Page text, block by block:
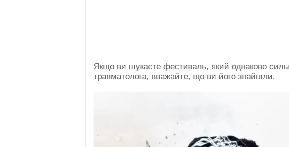
Якщо ви шукаєте фестиваль, який однаково
травматолога, вважайте, що ви його знайшли.